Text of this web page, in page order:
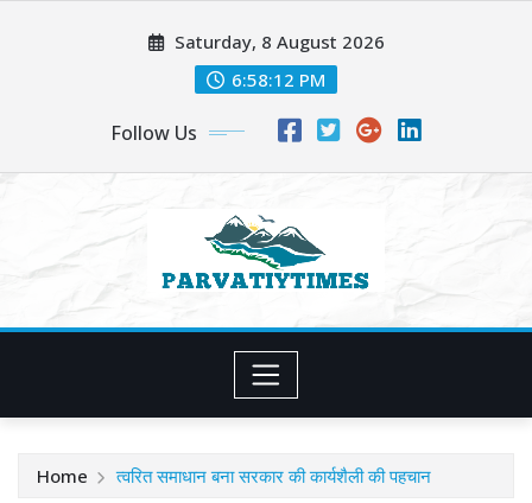
Saturday, 8 August 2026
6:58:14 PM
Follow Us
Home त्वरित समाधान बना सरकार की कार्यशैली की पहचान